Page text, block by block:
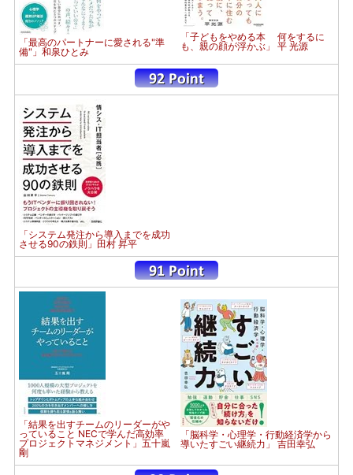
「最高のパートナーに愛される"準
備"」和泉ひとみ
「子どもをやめる本 何をするに
も、親の顔が浮かぶ」 平 光源
「システム発注から導入までを成功
させる90の鉄則」田村 昇平
「結果を出すチームのリーダーがや
っていること NECで学んだ高効率
プロジェクトマネジメント」五十嵐
剛
「脳科学・心理学・行動経済学から
導いたすごい継続力」 吉田幸弘